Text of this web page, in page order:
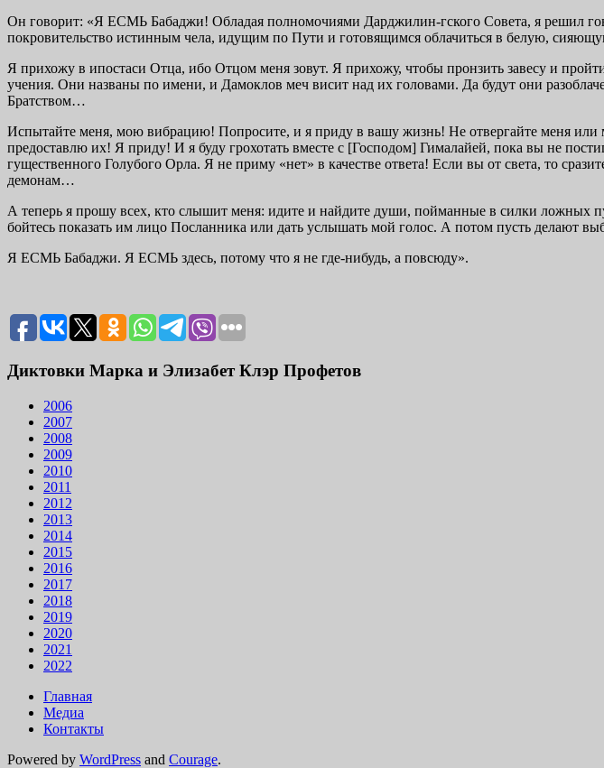
Он говорит: «Я ЕСМЬ Бабаджи! Обладая полномочиями Дарджилин-гского Совета, я решил
покровительство истинным че­ла, идущим по Пути и готовящимся облачиться в белую,
Я прихожу в ипостаси Отца, ибо Отцом меня зовут. Я прихожу, чтобы пронзить завесу и
учения. Они названы по имени, и Дамоклов меч висит над их головами. Да будут они
Братством…
Испытайте меня, мою вибрацию! Попросите, и я приду в вашу жизнь! Не отвергайте меня или
предоставлю их! Я приду! И я буду грохотать вместе с [Господом] Гималайей, пока вы не
гущественного Голубого Орла. Я не приму «нет» в качестве ответа! Если вы от света, то
демонам…
А теперь я прошу всех, кто слышит меня: идите и найдите души, пой­манные в силки
бойтесь показать им лицо Пос­ланника или дать услышать мой голос. А потом пусть делают
Я ЕСМЬ Бабаджи. Я ЕСМЬ здесь, потому что я не где-нибудь, а повсюду».
Диктовки Марка и Элизабет Клэр Профетов
2006
2007
2008
2009
2010
2011
2012
2013
2014
2015
2016
2017
2018
2019
2020
2021
2022
Главная
Медиа
Контакты
Powered by WordPress and Courage.